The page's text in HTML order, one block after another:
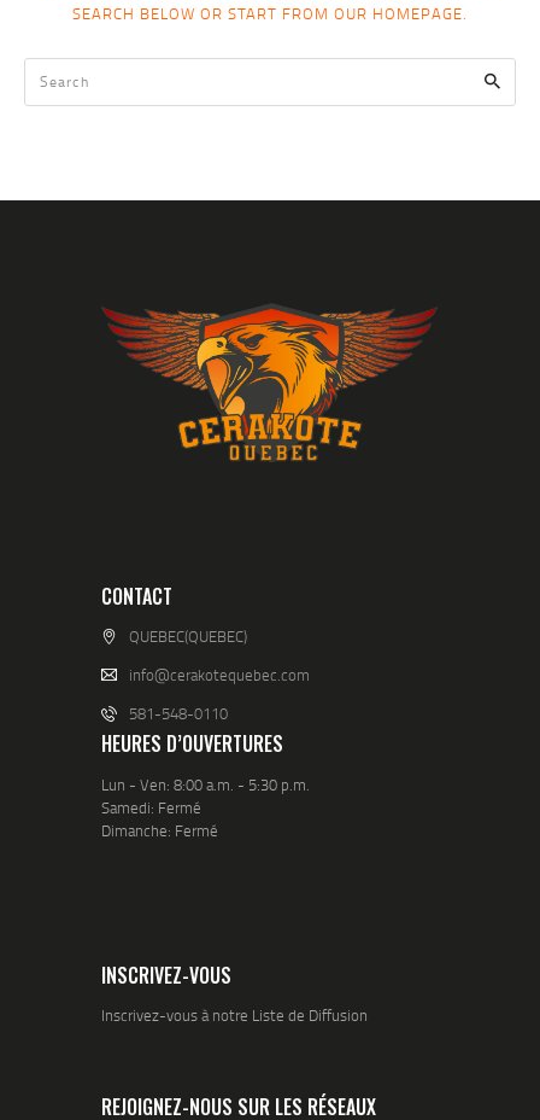
SEARCH BELOW OR START FROM OUR HOMEPAGE.
CONTACT
QUEBEC(QUEBEC)
info@cerakotequebec.com
581-548-0110
HEURES D’OUVERTURES
Lun - Ven: 8:00 a.m. - 5:30 p.m.
Samedi: Fermé
Dimanche: Fermé
INSCRIVEZ-VOUS
Inscrivez-vous à notre Liste de Diffusion
REJOIGNEZ-NOUS SUR LES RÉSEAUX